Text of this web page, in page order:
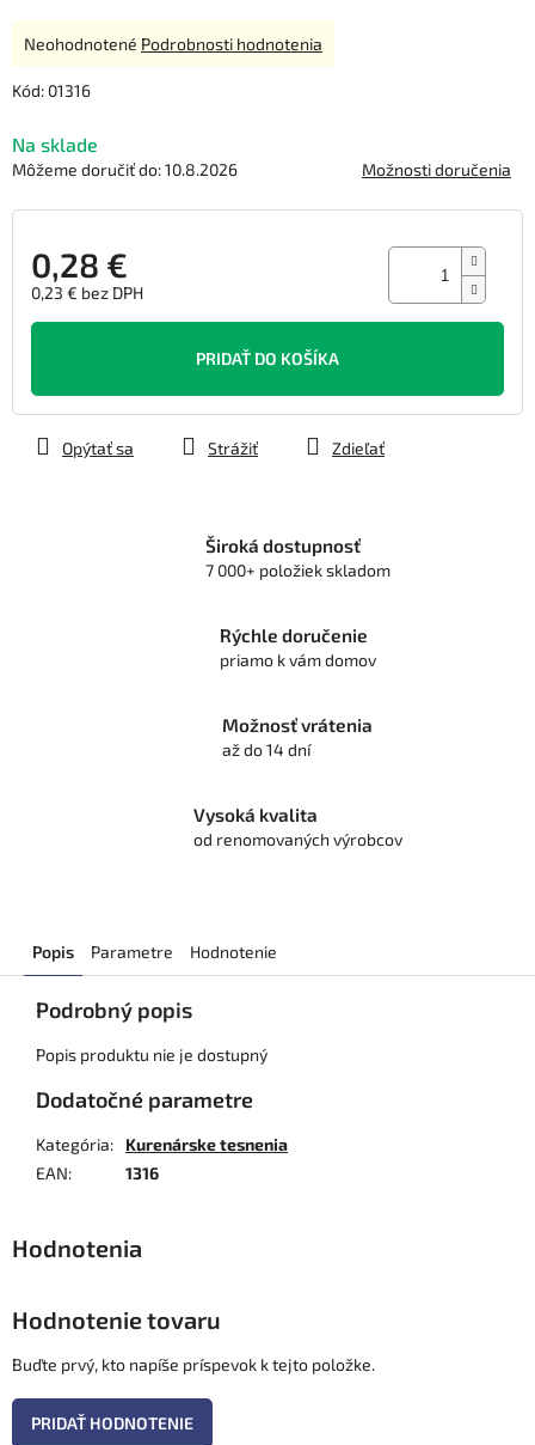
Kód: 01316
Na sklade
Môžeme doručiť do:10.8.2026 Možnosti doručenia
0,28 €
0,23 € bez DPH
Jednotková
PRIDAŤ DO KOŠÍKA
Opýtať sa Strážiť Zdieľať
Priemerné
produktu
z
5
Neohodnotené Podrobnosti hodnotenia
Široká dostupnosť
7 000+ položiek skladom
Rýchle doručenie
priamo k vám domov
Možnosť vrátenia
až do 14 dní
Vysoká kvalita
od renomovaných výrobcov
Popis Parametre Hodnotenie
Podrobný popis
Popis produktu nie je dostupný
Dodatočné parametre
Kategória:
Kurenárske tesnenia
EAN: 1316
Hodnotenie tovaru
Buďte prvý, kto napíše príspevok k tejto položke.
PRIDAŤ HODNOTENIE